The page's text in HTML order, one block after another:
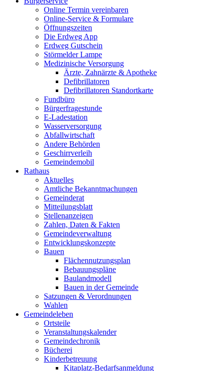
Online Termin vereinbaren
Online-Service & Formulare
Öffnungszeiten
Die Erdweg App
Erdweg Gutschein
Störmelder Lampe
Medizinische Versorgung
Ärzte, Zahnärzte & Apotheke
Defibrillatoren
Defibrillatoren Standortkarte
Fundbüro
Bürgerfragestunde
E-Ladestation
Wasserversorgung
Abfallwirtschaft
Andere Behörden
Geschirrverleih
Gemeindemobil
Rathaus
Aktuelles
Amtliche Bekanntmachungen
Gemeinderat
Mitteilungsblatt
Stellenanzeigen
Zahlen, Daten & Fakten
Gemeindeverwaltung
Entwicklungskonzepte
Bauen
Flächennutzungsplan
Bebauungspläne
Baulandmodell
Bauen in der Gemeinde
Satzungen & Verordnungen
Wahlen
Gemeindeleben
Ortsteile
Veranstaltungskalender
Gemeindechronik
Bücherei
Kinderbetreuung
Kitaplatz-Bedarfsanmeldung